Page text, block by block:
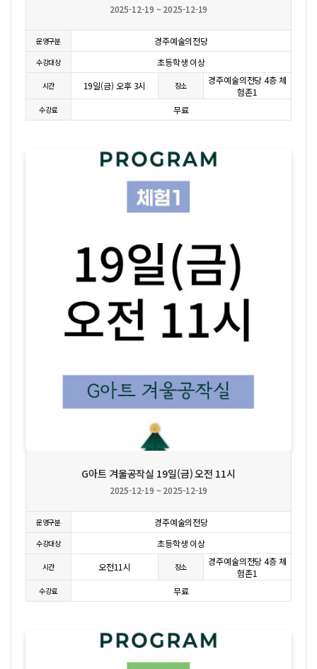
2025-12-19 ~ 2025-12-19
운영구분 경주예술의전당
수강대상 초등학생 이상
시간 19일(금) 오후 3시 장소
경주예술의전당 4층 체
험존1
수강료 무료
상세보기
G아트 겨울공작실 19일(금) 오전 11시
2025-12-19 ~ 2025-12-19
운영구분 경주예술의전당
수강대상 초등학생 이상
시간 오전11시 장소
경주예술의전당 4층 체
험존1
수강료 무료